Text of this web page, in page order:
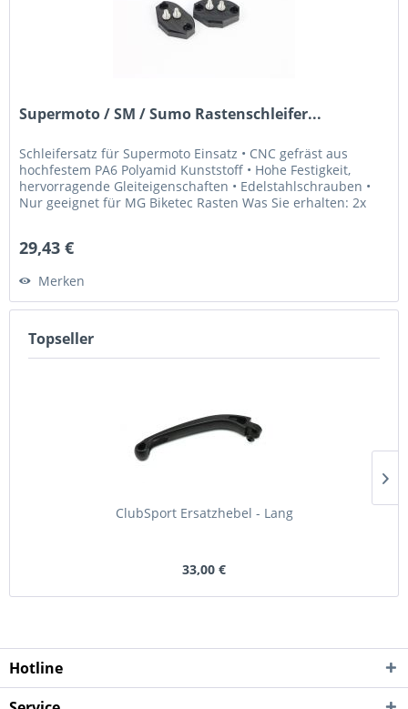
Supermoto / SM / Sumo Rastenschleifer...
Schleifersatz für Supermoto Einsatz • CNC gefräst aus
hochfestem PA6 Polyamid Kunststoff • Hohe Festigkeit,
hervorragende Gleiteigenschaften • Edelstahlschrauben •
Nur geeignet für MG Biketec Rasten Was Sie erhalten: 2x
29,43 €
Merken
Topseller
ClubSport Ersatzhebel - Lang
33,00 €
Hotline